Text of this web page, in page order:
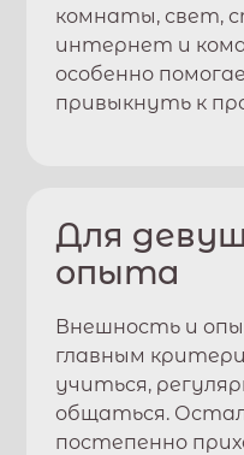
комнаты, свет,
интернет и
особенно
привыкнуть к
Для
опыта
Внешность и
главным
учиться,
общаться.
постепенно